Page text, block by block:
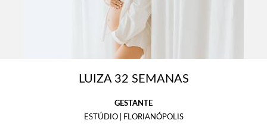
LUIZA 32 SEMANAS
GESTANTE
ESTÚDIO | FLORIANÓPOLIS